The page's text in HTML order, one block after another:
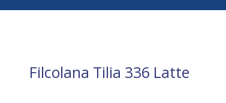
Filcolana Tilia 336 Latte